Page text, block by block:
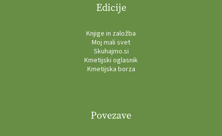
Edicije
Knjige in založba
Moj mali svet
Skuhajmo.si
Kmetijski oglasnik
Kmetijska borza
Povezave